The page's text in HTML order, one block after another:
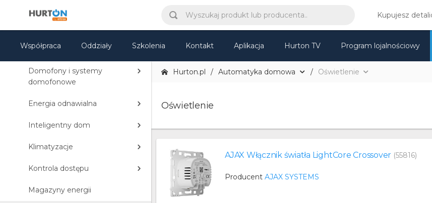
Kupujesz
Współpraca Oddziały Szkolenia Kontakt Aplikacja Hurton TV Program lojalnościowy
Automatyka bram
Domofony i systemy
domofonowe
Energia odnawialna
Inteligentny dom
Klimatyzacje
Kontrola dostępu
Magazyny energii
Hurton.pl Automatyka domowa Oświetlenie
Oświetlenie
AJAX Włącznik światła LightCore Crossover (55816)
Producent AJAX SYSTEMS